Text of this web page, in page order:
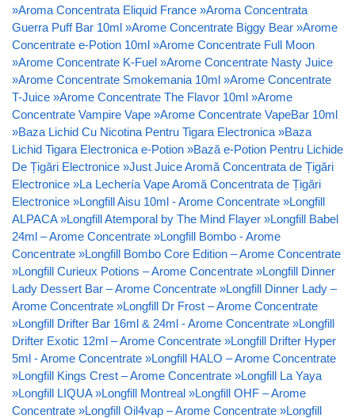
»Aroma Concentrata Eliquid France »Aroma Concentrata
Guerra Puff Bar 10ml »Arome Concentrate Biggy Bear »Arome
Concentrate e-Potion 10ml »Arome Concentrate Full Moon
»Arome Concentrate K-Fuel »Arome Concentrate Nasty Juice
»Arome Concentrate Smokemania 10ml »Arome Concentrate
T-Juice »Arome Concentrate The Flavor 10ml »Arome
Concentrate Vampire Vape »Arome Concentrate VapeBar 10ml
»Baza Lichid Cu Nicotina Pentru Tigara Electronica »Baza
Lichid Tigara Electronica e-Potion »Bază e-Potion Pentru Lichide
De Țigări Electronice »Just Juice Aromă Concentrata de Țigări
Electronice »La Lechería Vape Aromă Concentrata de Țigări
Electronice »Longfill Aisu 10ml - Arome Concentrate »Longfill
ALPACA »Longfill Atemporal by The Mind Flayer »Longfill Babel
24ml – Arome Concentrate »Longfill Bombo - Arome
Concentrate »Longfill Bombo Core Edition – Arome Concentrate
»Longfill Curieux Potions – Arome Concentrate »Longfill Dinner
Lady Dessert Bar – Arome Concentrate »Longfill Dinner Lady –
Arome Concentrate »Longfill Dr Frost – Arome Concentrate
»Longfill Drifter Bar 16ml & 24ml - Arome Concentrate »Longfill
Drifter Exotic 12ml – Arome Concentrate »Longfill Drifter Hyper
5ml - Arome Concentrate »Longfill HALO – Arome Concentrate
»Longfill Kings Crest – Arome Concentrate »Longfill La Yaya
»Longfill LIQUA »Longfill Montreal »Longfill OHF – Arome
Concentrate »Longfill Oil4vap – Arome Concentrate »Longfill